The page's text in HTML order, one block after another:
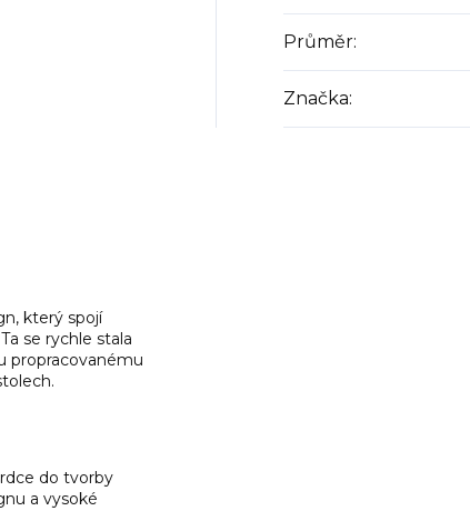
který spojí
se rychle stala
propracovanému
do tvorby
a vysoké
Průměr:
Značka: